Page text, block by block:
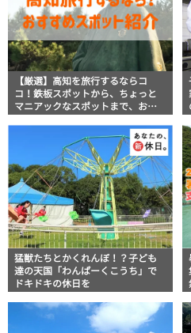
【厳選】高知を旅行するならコ
コ！鉄板スポットから、ちょっと
マニアックなスポットまで、おす
猛獣たちとかくれんぼ！？子ども
達の天国「わんぱーくこうち」で
ドキドキの休日を